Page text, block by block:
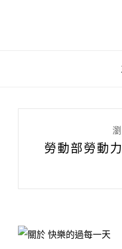
勞動部勞動